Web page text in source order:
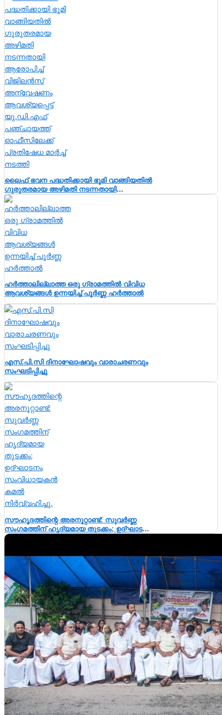
ലൈഫ് ഭവന പദ്ധതിക്കായി ഭൂമി വാങ്ങിയതിൽ
ഗുരുതരമായ അഴിമതി നടന്നതായി
ആരോപിച്ച് വിജിലൻസ് അന്വേഷണം
ആവശ്യപ്പെട്ട് യു.ഡി.എഫ് പഞ്ചായത്ത്
ഓഫീസിലേക്ക് പ്രതിഷേധ മാർച്ച് നടത്തി
ഹർത്താലില്ലാത്ത ഒരു ഗ്രാമത്തിൽ വിവിധ
ആവശ്യങ്ങൾ ഉന്നയിച്ച് പൂർണ്ണ ഹർത്താൽ
എസ്.പി.സി ദിനാഘോഷവും വാരാചരണവും
സംഘടിപ്പിച്ചു
സൗഹൃദത്തിന്റെ അരനൂറ്റാണ്ട്: സുവർണ്ണ
സംഗമത്തിന് ഹൃദ്യമായ തുടക്കം; ഉദ്ഘാടനം
സംവിധായകൻ കമൽ നിർവ്വഹിച്ചു.